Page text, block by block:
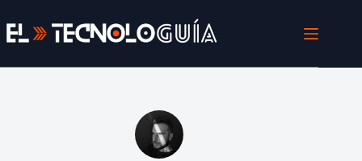
al
contenido